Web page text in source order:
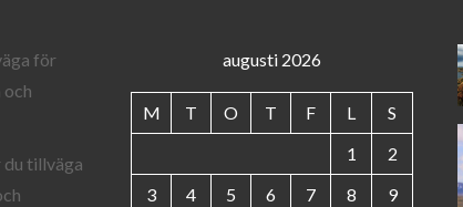
för
du tillväga
augusti 2026
M T O T F L
S
1
2
3
4 5 6 7 8
9